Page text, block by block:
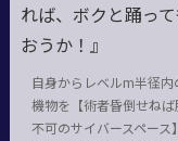
れば、ボクと踊って
おうか！』
自身からレベルm半径内
機物を【術者昏倒せねば
不可のサイバースペース